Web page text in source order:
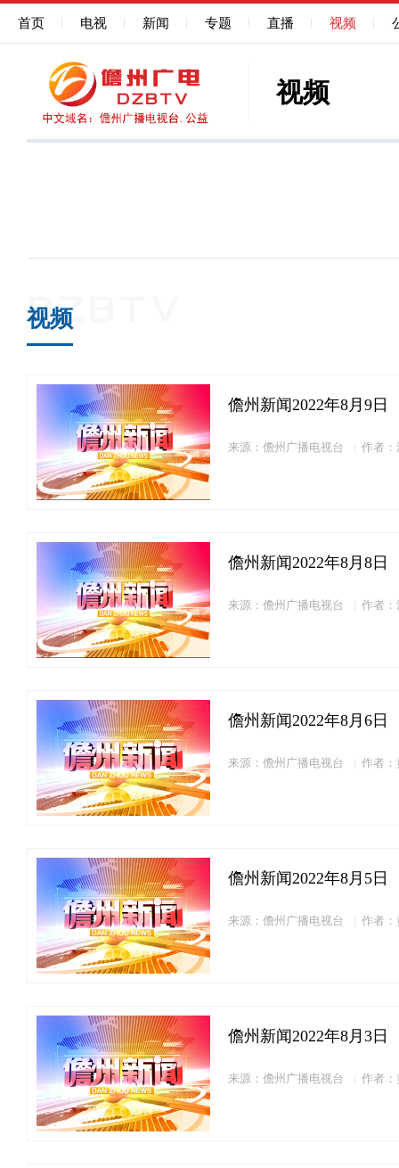
首页 电视 新闻 专题 直播 视频
视频
视频
儋州新闻2022年8月9日
来源：儋州广播电视台 作者：
儋州新闻2022年8月8日
来源：儋州广播电视台 作者：
儋州新闻2022年8月6日
来源：儋州广播电视台 作者：
儋州新闻2022年8月5日
来源：儋州广播电视台 作者：
儋州新闻2022年8月3日
来源：儋州广播电视台 作者：